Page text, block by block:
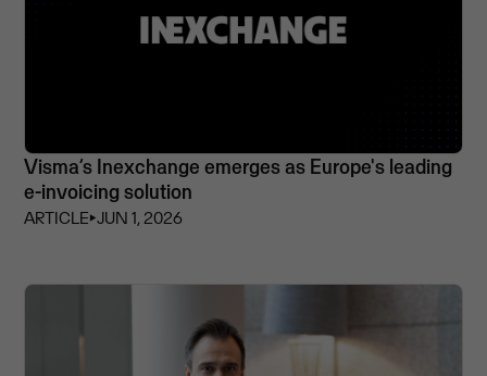
Visma’s Inexchange emerges as Europe's leading
e-invoicing solution
ARTICLE⏵JUN 1, 2026